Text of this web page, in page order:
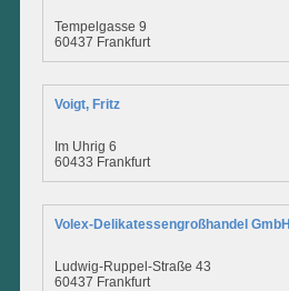
Tempelgasse 9
60437 Frankfurt
Voigt, Fritz
Im Uhrig 6
60433 Frankfurt
Volex-Delikatessengroßhandel GmbH
Ludwig-Ruppel-Straße 43
60437 Frankfurt